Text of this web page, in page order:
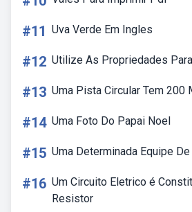
#11 Uva Verde Em Ingles
#12 Utilize As Propriedades
#13 Uma Pista Circular Tem 200
#14 Uma Foto Do Papai Noel
#15 Uma Determinada Equipe
#16 Um Circuito Eletrico é
Resistor